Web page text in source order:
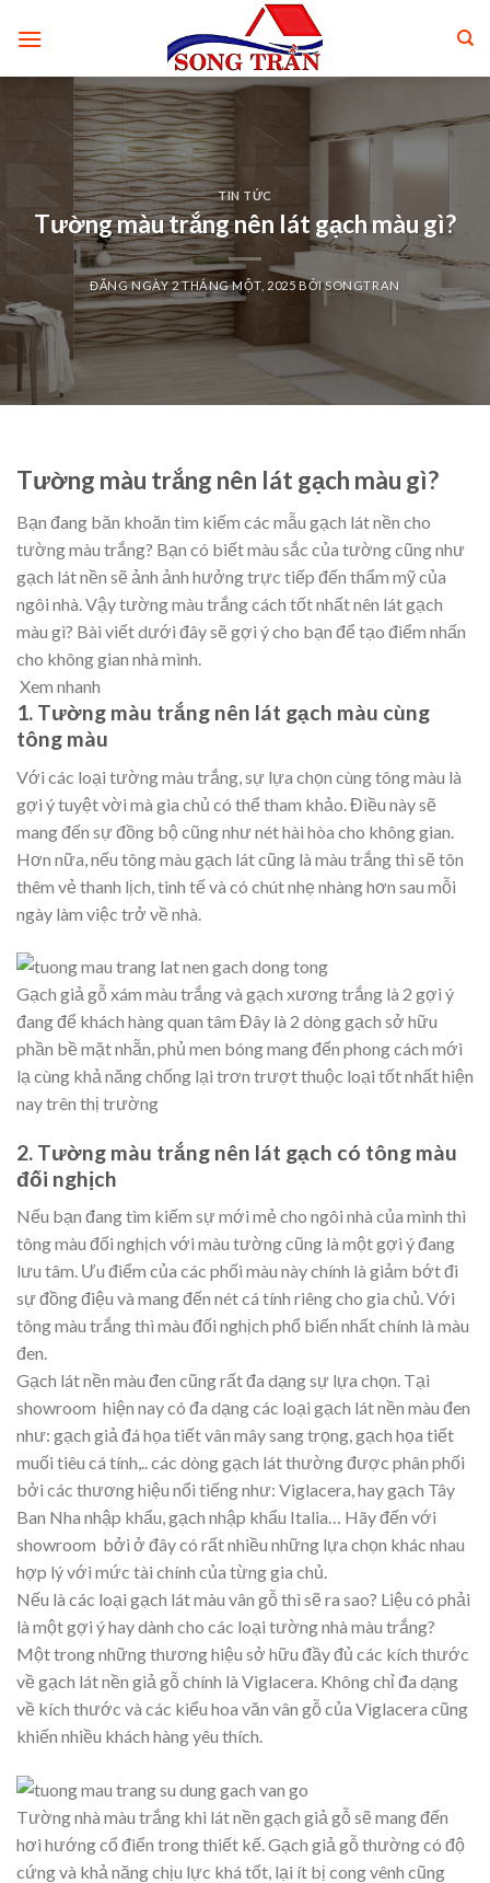
TIN TỨC
Tường màu trắng nên lát gạch màu gì?
ĐĂNG NGÀY2 THÁNG MỘT, 2025 BỞISONGTRAN
Tường màu trắng nên lát gạch màu gì?
Bạn đang băn khoăn tìm kiếm các mẫu gạch lát nền cho
tường màu trắng? Bạn có biết màu sắc của tường cũng như
gạch lát nền sẽ ảnh ảnh hưởng trực tiếp đến thẩm mỹ của
ngôi nhà. Vậy tường màu trắng cách tốt nhất nên lát gạch
màu gì? Bài viết dưới đây sẽ gợi ý cho bạn để tạo điểm nhấn
cho không gian nhà mình.
Xem nhanh
1. Tường màu trắng nên lát gạch màu cùng
tông màu
Với các loại tường màu trắng, sự lựa chọn cùng tông màu là
gợi ý tuyệt vời mà gia chủ có thể tham khảo. Điều này sẽ
mang đến sự đồng bộ cũng như nét hài hòa cho không gian.
Hơn nữa, nếu tông màu gạch lát cũng là màu trắng thì sẽ tôn
thêm vẻ thanh lịch, tinh tế và có chút nhẹ nhàng hơn sau mỗi
ngày làm việc trở về nhà.
Gạch giả gỗ xám màu trắng và gạch xương trắng là 2 gợi ý
đang để khách hàng quan tâm Đây là 2 dòng gạch sở hữu
phần bề mặt nhẵn, phủ men bóng mang đến phong cách mới
lạ cùng khả năng chống lại trơn trượt thuộc loại tốt nhất hiện
nay trên thị trường
2. Tường màu trắng nên lát gạch có tông màu
đối nghịch
Nếu bạn đang tìm kiếm sự mới mẻ cho ngôi nhà của mình thì
tông màu đối nghịch với màu tường cũng là một gợi ý đang
lưu tâm. Ưu điểm của các phối màu này chính là giảm bớt đi
sự đồng điệu và mang đến nét cá tính riêng cho gia chủ. Với
tông màu trắng thì màu đối nghịch phổ biến nhất chính là màu
đen.
Gạch lát nền màu đen cũng rất đa dạng sự lựa chọn. Tại
showroom hiện nay có đa dạng các loại gạch lát nền màu đen
như: gạch giả đá họa tiết vân mây sang trọng, gạch họa tiết
muối tiêu cá tính,.. các dòng gạch lát thường được phân phối
bởi các thương hiệu nổi tiếng như: Viglacera, hay gạch Tây
Ban Nha nhập khẩu, gạch nhập khẩu Italia… Hãy đến với
showroom bởi ở đây có rất nhiều những lựa chọn khác nhau
hợp lý với mức tài chính của từng gia chủ.
Nếu là các loại gạch lát màu vân gỗ thì sẽ ra sao? Liệu có phải
là một gợi ý hay dành cho các loại tường nhà màu trắng?
Một trong những thương hiệu sở hữu đầy đủ các kích thước
về gạch lát nền giả gỗ chính là Viglacera. Không chỉ đa dạng
về kích thước và các kiểu hoa văn vân gỗ của Viglacera cũng
khiến nhiều khách hàng yêu thích.
Tường nhà màu trắng khi lát nền gạch giả gỗ sẽ mang đến
hơi hướng cổ điển trong thiết kế. Gạch giả gỗ thường có độ
cứng và khả năng chịu lực khá tốt, lại ít bị cong vênh cũng